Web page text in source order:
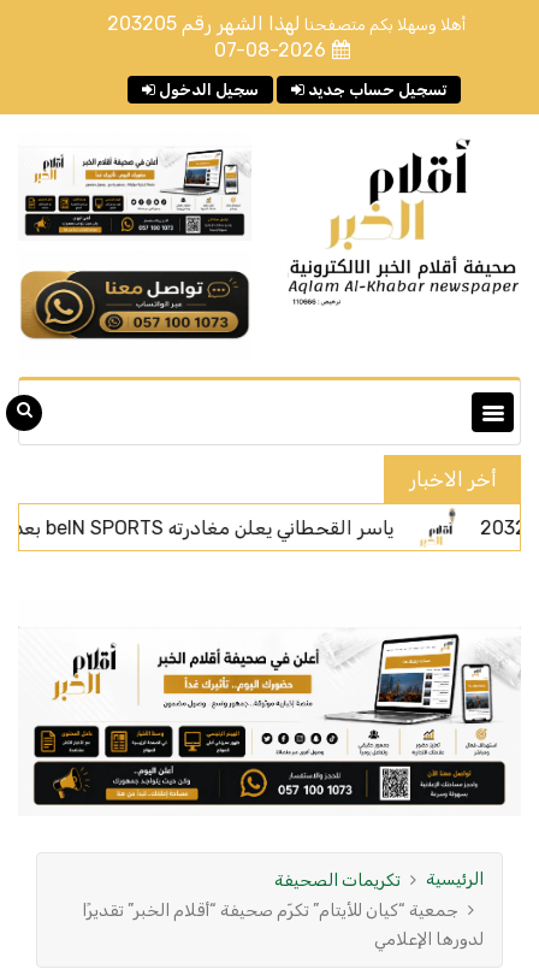
أهلا وسهلا بكم متصفحنا لهذا الشهر رقم 203205
07-08-2026
سجيل الدخول تسجيل حساب جديد
أخر الاخبار
ياسر القحطاني يعلن مغادرته beIN SPORTS بعد أربعة أعوام من الحضور الإعلامي
الرئيسية
تكريمات الصحيفة
جمعية “كيان للأيتام” تكرّم صحيفة “أقلام الخبر” تقديرًا
لدورها الإعلامي